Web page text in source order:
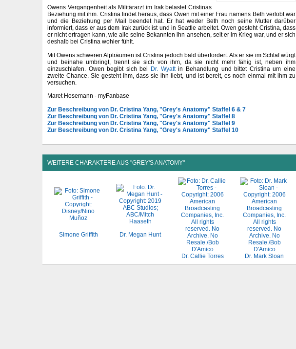
Owens Vergangenheit als Militärarzt im Irak belastet Cristinas
Beziehung mit ihm. Cristina findet heraus, dass Owen mit einer Frau namens Beth verlobt war
und die Beziehung per Mail beendet hat. Er hat weder Beth noch seine Mutter darüber
informiert, dass er aus dem Irak zurück ist und in Seattle arbeitet. Owen gesteht Cristina, dass
er nicht ertragen kann, wie alle seine Bekannten ihn ansehen, seit er im Krieg war, und er sich
deshalb bei Cristina wohler fühlt.
Mit Owens schweren Alpträumen ist Cristina jedoch bald überfordert. Als er sie im Schlaf würgt
und beinahe umbringt, trennt sie sich von ihm, da sie nicht mehr fähig ist, neben ihm
einzuschlafen. Owen begibt sich bei
Dr. Wyattin Behandlung und bittet Cristina um eine
zweite Chance. Sie gesteht ihm, dass sie ihn liebt, und ist bereit, es noch einmal mit ihm zu
versuchen.
Maret Hosemann - myFanbase
Zur Beschreibung von Dr. Cristina Yang, "Grey's Anatomy" Staffel 6 & 7
Zur Beschreibung von Dr. Cristina Yang, "Grey's Anatomy" Staffel 8
Zur Beschreibung von Dr. Cristina Yang, "Grey's Anatomy" Staffel 9
Zur Beschreibung von Dr. Cristina Yang, "Grey's Anatomy" Staffel 10
WEITERE CHARAKTERE AUS "GREY'S ANATOMY"
Simone Griffith Dr. Megan Hunt
Dr. Callie Torres Dr. Mark Sloan